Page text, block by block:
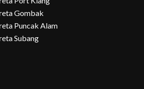
Gombak
Puncak Alam
Subang